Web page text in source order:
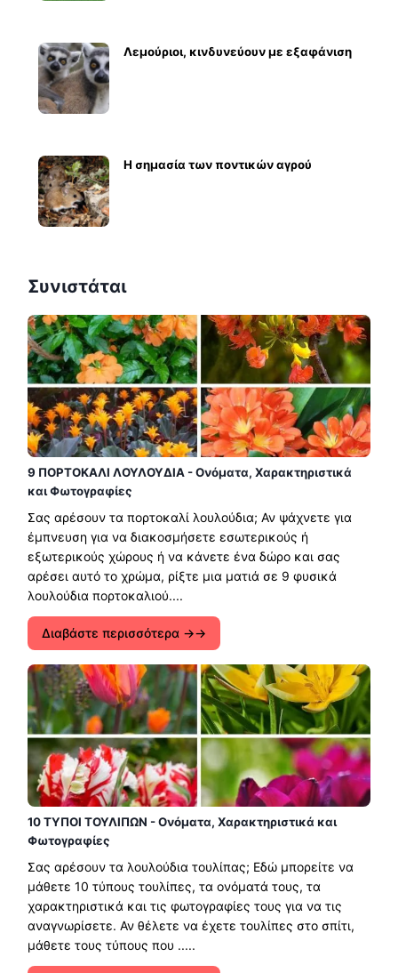
Λεμούριοι, κινδυνεύουν με εξαφάνιση
Η σημασία των ποντικών αγρού
Συνιστάται
9 ΠΟΡΤΟΚΑΛΙ ΛΟΥΛΟΥΔΙΑ - Ονόματα, Χαρακτηριστικά
και Φωτογραφίες
Σας αρέσουν τα πορτοκαλί λουλούδια; Αν ψάχνετε για
έμπνευση για να διακοσμήσετε εσωτερικούς ή
εξωτερικούς χώρους ή να κάνετε ένα δώρο και σας
αρέσει αυτό το χρώμα, ρίξτε μια ματιά σε 9 φυσικά
λουλούδια πορτοκαλιού....
Διαβάστε περισσότερα →
10 ΤΥΠΟΙ ΤΟΥΛΙΠΩΝ - Ονόματα, Χαρακτηριστικά και
Φωτογραφίες
Σας αρέσουν τα λουλούδια τουλίπας; Εδώ μπορείτε να
μάθετε 10 τύπους τουλίπες, τα ονόματά τους, τα
χαρακτηριστικά και τις φωτογραφίες τους για να τις
αναγνωρίσετε. Αν θέλετε να έχετε τουλίπες στο σπίτι,
μάθετε τους τύπους που .....